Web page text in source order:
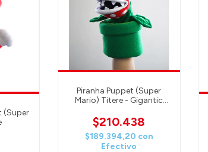
(Super
Piranha Puppet (Super
Mario) Titere - Gigantic
$210.438
$189.394,20 con
Efectivo